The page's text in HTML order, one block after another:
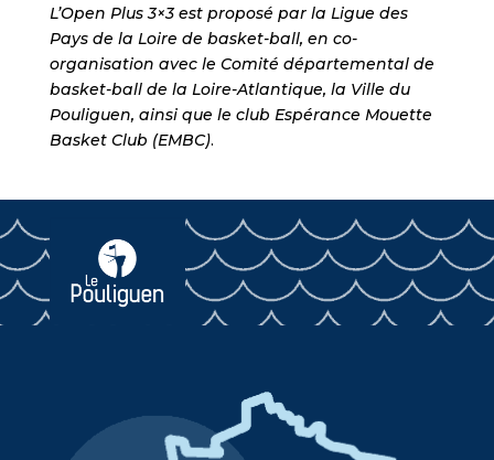
L’Open Plus 3×3 est proposé par la Ligue des
Pays de la Loire de basket-ball, en co-
organisation avec le Comité départemental de
basket-ball de la Loire-Atlantique, la Ville du
Pouliguen, ainsi que le club Espérance Mouette
Basket Club (EMBC).